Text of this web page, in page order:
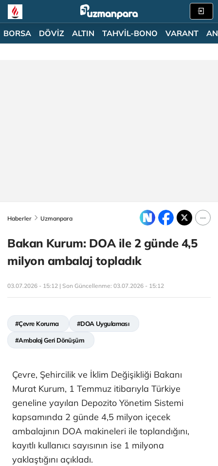
BORSA DÖVİZ ALTIN TAHVİL-BONO VARANT
Haberler Uzmanpara
Bakan Kurum: DOA ile 2 günde 4,5
milyon ambalaj topladık
03.07.2026 - 15:12 | Son Güncellenme: 03.07.2026 - 15:12
#Çevre Koruma #DOA Uygulaması
#Ambalaj Geri Dönüşüm
Çevre, Şehircilik ve İklim Değişikliği Bakanı
Murat Kurum, 1 Temmuz itibarıyla Türkiye
geneline yayılan Depozito Yönetim Sistemi
kapsamında 2 günde 4,5 milyon içecek
ambalajının DOA makineleri ile toplandığını,
kayıtlı kullanıcı sayısının ise 1 milyona
yaklaştığını açıkladı.